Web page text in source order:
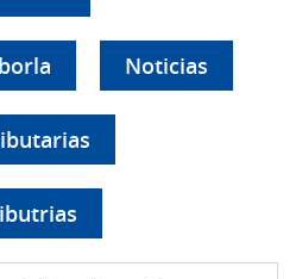
Noticias